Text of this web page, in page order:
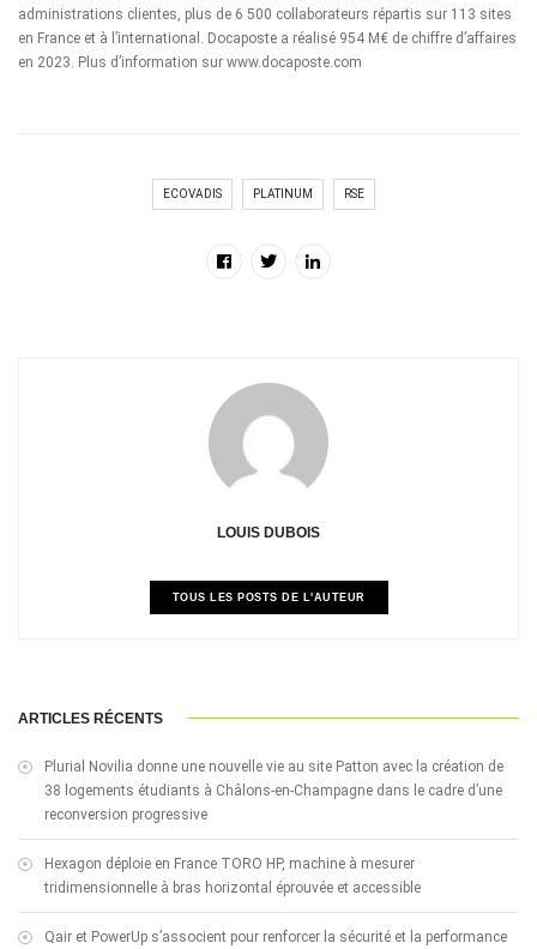
administrations clientes, plus de 6 500 collaborateurs répartis sur 113 sites
en France et à l’international. Docaposte a réalisé 954 M€ de chiffre d’affaires
en 2023. Plus d’information sur www.docaposte.com
ECOVADIS PLATINUM RSE
LOUIS DUBOIS
TOUS LES POSTS DE L'AUTEUR
ARTICLES RÉCENTS
Plurial Novilia donne une nouvelle vie au site Patton avec la création de
38 logements étudiants à Châlons-en-Champagne dans le cadre d’une
reconversion progressive
Hexagon déploie en France TORO HP, machine à mesurer
tridimensionnelle à bras horizontal éprouvée et accessible
Qair et PowerUp s’associent pour renforcer la sécurité et la performance